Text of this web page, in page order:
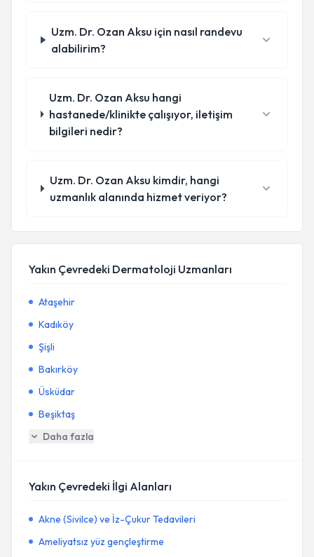
Uzm. Dr. Ozan Aksu için nasıl randevu
alabilirim?
Uzm. Dr. Ozan Aksu hangi
hastanede/klinikte çalışıyor, iletişim
bilgileri nedir?
Uzm. Dr. Ozan Aksu kimdir, hangi
uzmanlık alanında hizmet veriyor?
Yakın Çevredeki Dermatoloji Uzmanları
Ataşehir
Kadıköy
Şişli
Bakırköy
Üsküdar
Beşiktaş
Daha fazla
Yakın Çevredeki İlgi Alanları
Akne (Sivilce) ve İz-Çukur Tedavileri
Ameliyatsız yüz gençleştirme